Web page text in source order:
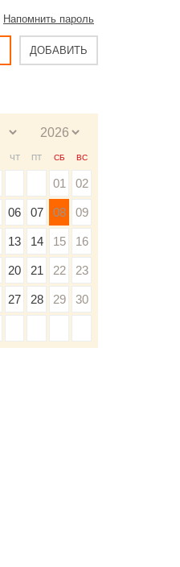
Напомнить пароль
ДОБАВИТЬ
ЧТ ПТ СБ ВС
01 02
06 07 08 09
13 14 15 16
20 21 22 23
27 28 29 30